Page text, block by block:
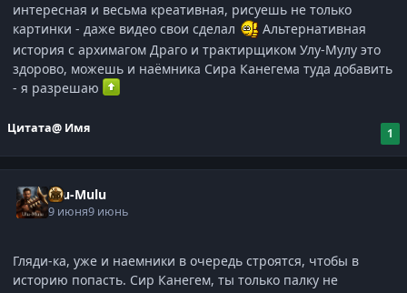
интересная и весьма креативная, рисуешь не только
картинки - даже видео свои сделал
Альтернативная
история с архимагом Драго и трактирщиком Улу-Мулу это
здорово, можешь и наёмника Сира Канегема туда добавить
- я разрешаю
Цитата@ Имя 1
Ulu-Mulu
9 июня9 июнь
Гляди-ка, уже и наемники в очередь строятся, чтобы в
историю попасть. Сир Канегем, ты только палку не